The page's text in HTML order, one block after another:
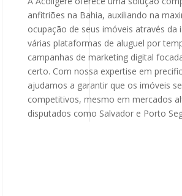
anfitriões na Bahia, auxiliando na
ocupação de seus imóveis através da
várias plataformas de aluguel por
campanhas de marketing digital
certo. Com nossa expertise em
ajudamos a garantir que os imóveis
competitivos, mesmo em mercados
disputados como Salvador e Porto